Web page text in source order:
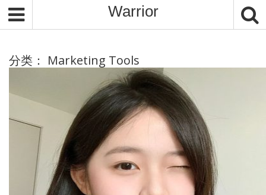
Warrior
分类： Marketing Tools